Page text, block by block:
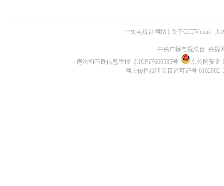
中央电视台网站 关于CCTV.com 人
中央广播电视总台 央视
违法和不良信息举报 京ICP证060535号
京公网安备
网上传播视听节目许可证号 0102002